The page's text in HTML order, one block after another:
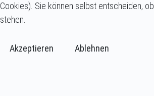
Cookies). Sie können selbst entscheiden,
stehen.
Akzeptieren
Ablehnen